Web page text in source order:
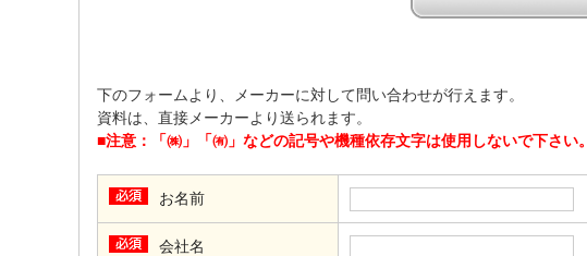
下のフォームより、メーカーに対して問い合わせが行えます。
資料は、直接メーカーより送られます。
■注意：「㈱」「㈲」などの記号や機種依存文字は使用しないで下さい。
お名前
会社名